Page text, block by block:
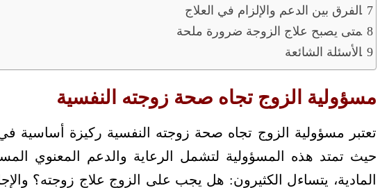
الفرق بين الدعم والإلزام في العلاج
متى يصبح علاج الزوجة ضرورة ملحة
الأسئلة الشائعة
مسؤولية الزوج تجاه صحة زوجته النفسية
تعتبر مسؤولية الزوج تجاه صحة زوجته النفسية ركيزة أساسية
حيث تمتد هذه المسؤولية لتشمل الرعاية والدعم المعنوي
المادية، يتساءل الكثيرون: هل يجب على الزوج علاج زوجته؟